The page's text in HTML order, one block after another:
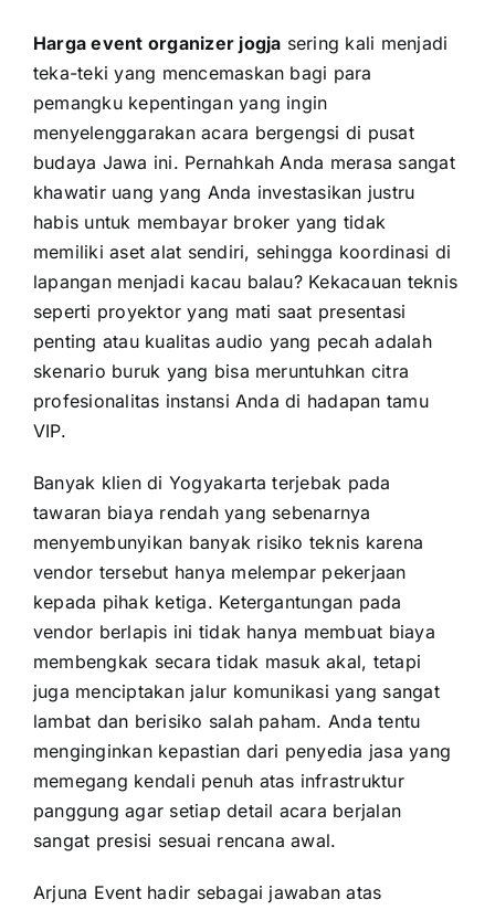
Harga event organizer jogja sering kali menjadi
teka-teki yang mencemaskan bagi para
pemangku kepentingan yang ingin
menyelenggarakan acara bergengsi di pusat
budaya Jawa ini. Pernahkah Anda merasa sangat
khawatir uang yang Anda investasikan justru
habis untuk membayar broker yang tidak
memiliki aset alat sendiri, sehingga koordinasi di
lapangan menjadi kacau balau? Kekacauan teknis
seperti proyektor yang mati saat presentasi
penting atau kualitas audio yang pecah adalah
skenario buruk yang bisa meruntuhkan citra
profesionalitas instansi Anda di hadapan tamu
VIP.
Banyak klien di Yogyakarta terjebak pada
tawaran biaya rendah yang sebenarnya
menyembunyikan banyak risiko teknis karena
vendor tersebut hanya melempar pekerjaan
kepada pihak ketiga. Ketergantungan pada
vendor berlapis ini tidak hanya membuat biaya
membengkak secara tidak masuk akal, tetapi
juga menciptakan jalur komunikasi yang sangat
lambat dan berisiko salah paham. Anda tentu
menginginkan kepastian dari penyedia jasa yang
memegang kendali penuh atas infrastruktur
panggung agar setiap detail acara berjalan
sangat presisi sesuai rencana awal.
Arjuna Event hadir sebagai jawaban atas